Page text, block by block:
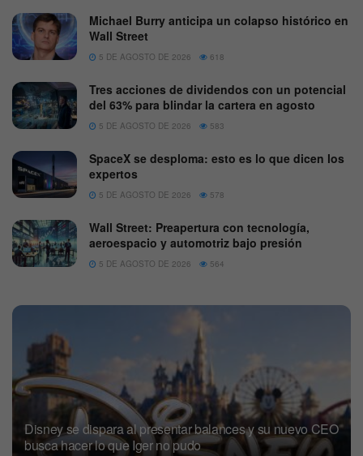
Michael Burry anticipa un colapso histórico en
Wall Street
5 DE AGOSTO DE 2026 618
Tres acciones de dividendos con un potencial
del 63% para blindar la cartera en agosto
5 DE AGOSTO DE 2026 583
SpaceX se desploma: esto es lo que dicen los
expertos
5 DE AGOSTO DE 2026 578
Wall Street: Preapertura con tecnología,
aeroespacio y automotriz bajo presión
5 DE AGOSTO DE 2026 564
Disney se dispara al presentar balances y su nuevo CEO
busca hacer lo que Iger no pudo